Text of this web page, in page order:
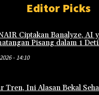
Editor Picks
Ciptakan Banalyze, AI
Pisang dalam 1
- 14:10
Tren, Ini Alasan Bekal